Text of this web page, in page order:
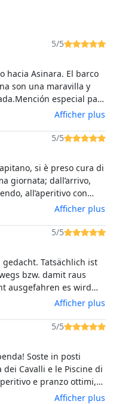
5/5
hacia Asinara. El barco
son una maravilla y
especial para
gran conversador y
con detalle y nos hizo
también fue genial; la
era la única española,
esta experiencia.
Afficher plus
5/5
si è preso cura di
giornata; dall’arrivo,
all’aperitivo con
pranzo da sogno e, sul
È stato un piacere
vita Maurizio e
che non
Afficher plus
5/5
Tatsächlich ist
bzw. damit raus
ausgefahren es wird
neunt (mit einem
zu besuchen
das wir eine Stunde da
nicht 7 Stunden 😔
Afficher plus
5/5
Soste in posti
dei Cavalli e le Piscine di
e pranzo ottimi,
Afficher plus